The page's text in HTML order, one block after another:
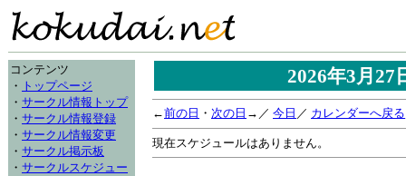
コンテンツ
・ トップページ
・ サークル情報トップ
・ サークル情報登録
・ サークル情報変更
・ サークル掲示板
・ サークルスケジュー
2026年3月
←前の日 ・ 次の日 →／ 今日 ／ カレンダーへ戻る
現在スケジュールはありません。